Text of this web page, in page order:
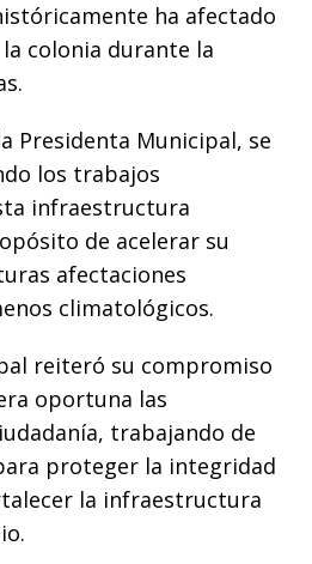
ha afectado
colonia durante la
Presidenta Municipal, se
los trabajos
infraestructura
de acelerar su
afectaciones
climatológicos.
reiteró su compromiso
oportuna las
trabajando de
proteger la integridad
la infraestructura